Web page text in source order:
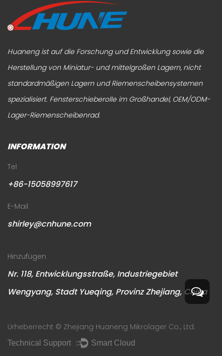
Huaneng ist auf die Forschung und Entwicklung sowie die
Herstellung von Miniatur- und mittelgroßen Lagern, nicht
standardmäßigen Lagern und Riemenscheibensystemen
spezialisiert. Fensterschieberolle im Großhandel, OEM/ODM-
Lager-Riemenscheibenrad.
INFORMATION
Tel
+86-15058997617
E-Mail
shirley@cnhune.com
Hinzufügen
Nr. 118, Entwicklungsstraße, Industriegebiet
Wengyang, Stadt Yueqing, Provinz Zhejiang, China
Urheberrecht © Zhejiang Huaneng Mikrolager Co., Ltd.
Technical Support ： Smart Cloud